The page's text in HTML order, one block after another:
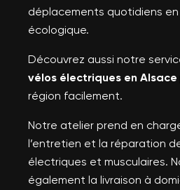
déplacements quotidiens
écologique.
Découvrez aussi notre
vélos électriques en Alsace
région facilement.
Notre atelier prend en
l’entretien et la réparation
électriques et musculaires.
également la livraison à